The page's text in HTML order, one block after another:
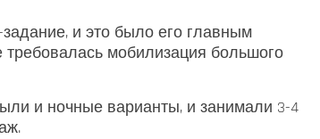
и это было его главным
требовалась мобилизация большого
и ночные варианты, и занимали 3-4